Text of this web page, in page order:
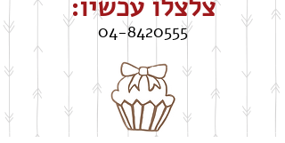
צלצלו עכשיו:
04-8420555